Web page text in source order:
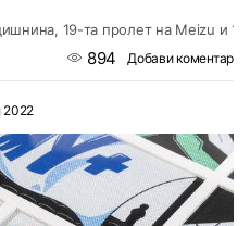
19-та пролет на Meizu и
894 Добави коментар
2022